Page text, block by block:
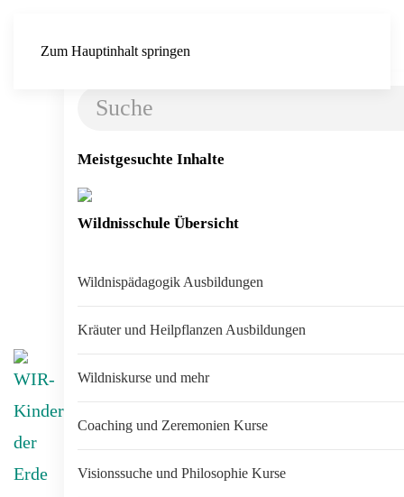
Zum Hauptinhalt springen
Meistgesuchte Inhalte
Wildnisschule Übersicht
Wildnispädagogik Ausbildungen
Kräuter und Heilpflanzen Ausbildungen
Wildniskurse und mehr
Coaching und Zeremonien Kurse
Visionssuche und Philosophie Kurse